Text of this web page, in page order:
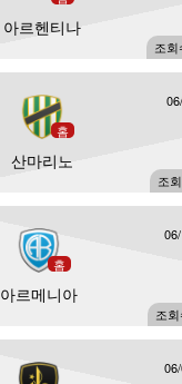
아르헨티나
조회
홈
산마리노
조
홈
아르메니아
조